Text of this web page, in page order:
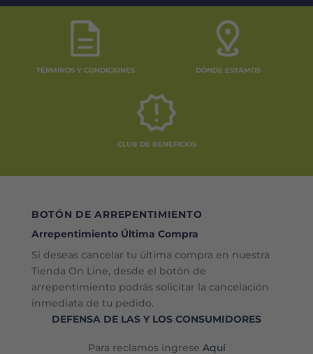
TÉRMINOS Y CONDICIONES DÓNDE ESTAMOS
CLUB DE BENEFICIOS
BOTÓN DE ARREPENTIMIENTO
Arrepentimiento Última Compra
Si deseas cancelar tu última compra en nuestra
Tienda On Line, desde el botón de
arrepentimiento podrás solicitar la cancelación
inmediata de tu pedido.
DEFENSA DE LAS Y LOS CONSUMIDORES
Para reclamos ingrese Aquí